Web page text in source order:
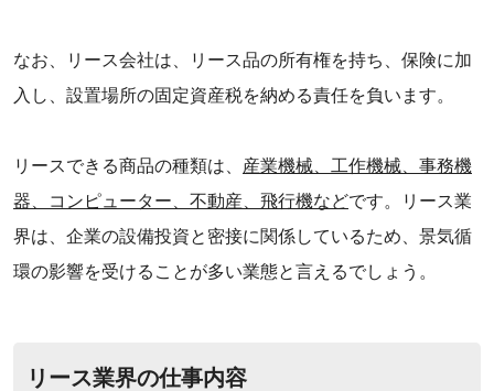
‌なお、リース会社は、リース品の所有権を持ち、保険に加
入し、設置場所の固定資産税を納める責任を負います。
リースできる商品の種類は、 産業機械、工作機械、事務機
器、コンピューター、不動産、飛行機などです。リース業
界は、企業の設備投資と密接に関係しているため、景気循
環の影響を受けることが多い業態と言えるでしょう。
‌リース業界の仕事内容